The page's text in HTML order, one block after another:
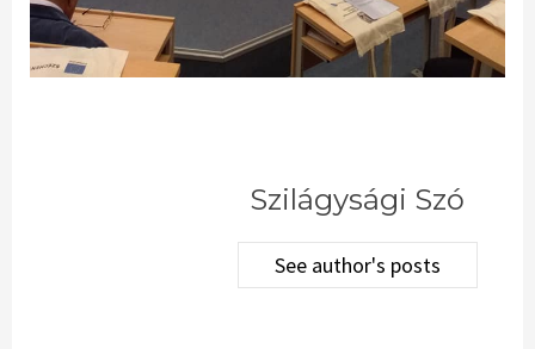
Szilágysági Szó
See author's posts